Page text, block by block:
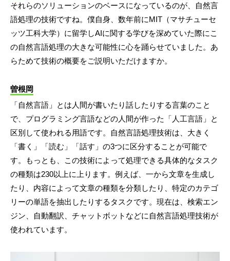
それらのソリューションのベースになっているのが、自然言
語処理の技術ですね。僕自身、数年前にMIT（マサチューセ
ッツ工科大学）に留学しAIに関する学びを深めていた際にこ
の自然言語処理の大きな可能性に心を踊らせていました。あ
らためて技術の概要をご説明いただけますか。
曽根岡
「自然言語」とは人間が書いたり話したりする言葉のこと
で、プログラミング言語などの人間が作った「人工言語」と
区別して使われる用語です。自然言語処理技術は、大きく
「書く」「読む」「話す」の3つに区分することが可能で
す。もっとも、この技術によって処理できる具体的なタスク
の種類は230以上に上ります。例えば、一から文章を生成し
たり、内容によって文章の種類を分類したり、特定のカテゴ
リーの単語を抽出したりするタスクです。現在は、検索エン
ジン、自動翻訳、チャットボットなどに自然言語処理技術が
使われています。